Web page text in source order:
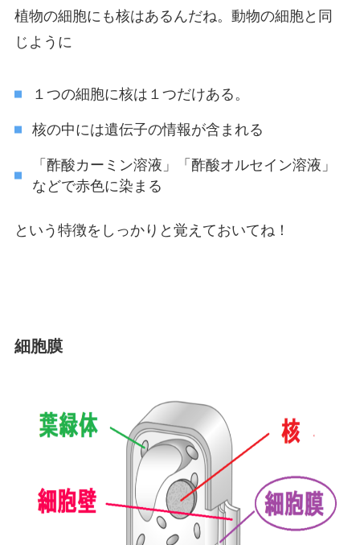
植物の細胞にも核はあるんだね。動物の細胞と同
じように
１つの細胞に核は１つだけある。
核の中には遺伝子の情報が含まれる
「酢酸カーミン溶液」「酢酸オルセイン溶液」
などで赤色に染まる
という特徴をしっかりと覚えておいてね！
細胞膜